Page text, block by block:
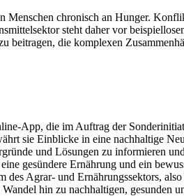
chronisch an Hunger.
steht daher vor
beitragen, die komplexen
App, die im Auftrag der
sie Einblicke in eine nachhaltige
und Lösungen zu informieren
gesündere Ernährung und ein
des Agrar- und Ernährungssektors,
hin zu nachhaltigen, gesunden